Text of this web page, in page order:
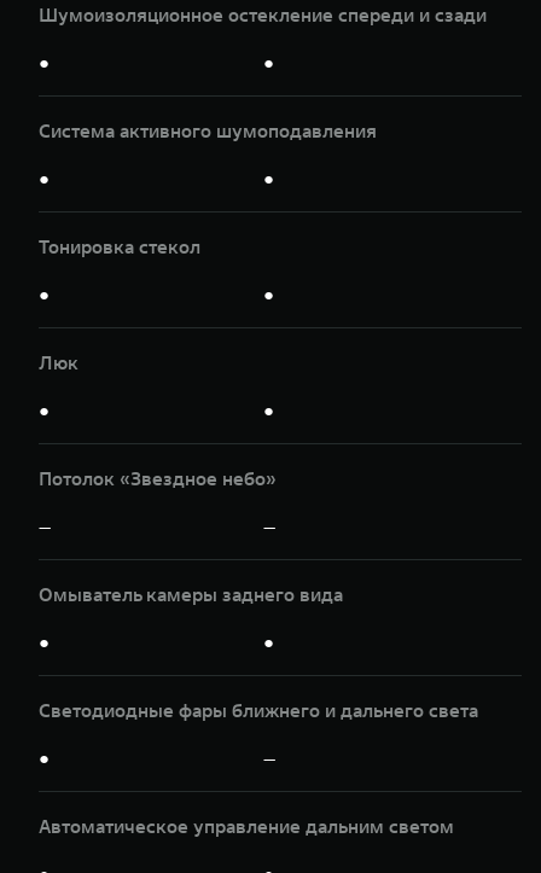
Шумоизоляционное остекление спереди и сзади
● ●
Система активного шумоподавления
● ●
Тонировка стекол
● ●
Люк
● ●
Потолок «Звездное небо»
— —
Омыватель камеры заднего вида
● ●
Светодиодные фары ближнего и дальнего света
● —
Автоматическое управление дальним светом